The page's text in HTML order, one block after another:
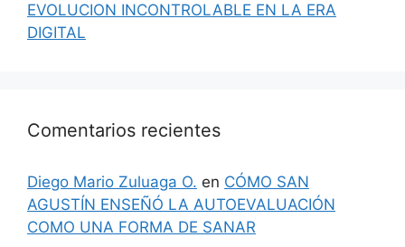
EVOLUCION INCONTROLABLE EN LA ERA
DIGITAL
Comentarios recientes
Diego Mario Zuluaga O. en CÓMO SAN
AGUSTÍN ENSEÑÓ LA AUTOEVALUACIÓN
COMO UNA FORMA DE SANAR